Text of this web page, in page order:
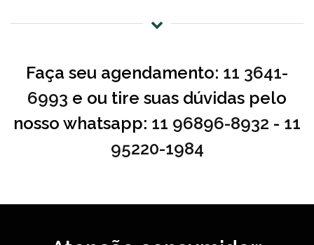
Faça seu agendamento: 11 3641-
6993 e ou tire suas dúvidas pelo
nosso whatsapp: 11 96896-8932 - 11
95220-1984